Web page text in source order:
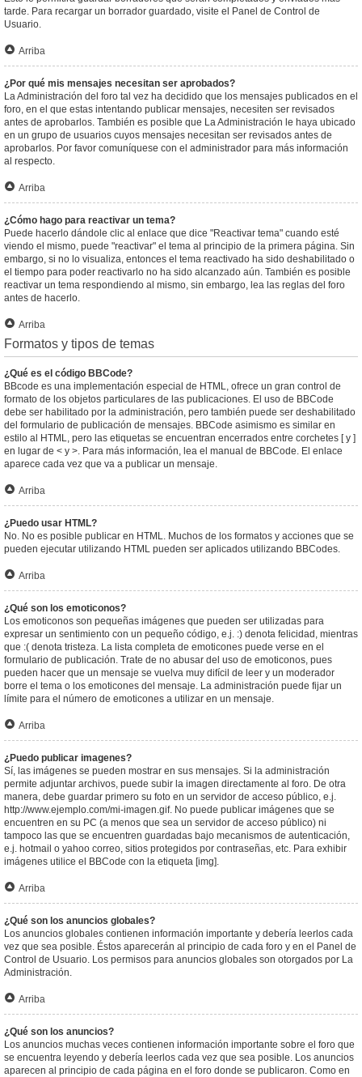
tarde. Para recargar un borrador guardado, visite el Panel de Control de
Usuario.
Arriba
¿Por qué mis mensajes necesitan ser aprobados?
La Administración del foro tal vez ha decidido que los mensajes publicados en el
foro, en el que estas intentando publicar mensajes, necesiten ser revisados
antes de aprobarlos. También es posible que La Administración le haya ubicado
en un grupo de usuarios cuyos mensajes necesitan ser revisados antes de
aprobarlos. Por favor comuníquese con el administrador para más información
al respecto.
Arriba
¿Cómo hago para reactivar un tema?
Puede hacerlo dándole clic al enlace que dice "Reactivar tema" cuando esté
viendo el mismo, puede "reactivar" el tema al principio de la primera página. Sin
embargo, si no lo visualiza, entonces el tema reactivado ha sido deshabilitado o
el tiempo para poder reactivarlo no ha sido alcanzado aún. También es posible
reactivar un tema respondiendo al mismo, sin embargo, lea las reglas del foro
antes de hacerlo.
Arriba
Formatos y tipos de temas
¿Qué es el código BBCode?
BBcode es una implementación especial de HTML, ofrece un gran control de
formato de los objetos particulares de las publicaciones. El uso de BBCode
debe ser habilitado por la administración, pero también puede ser deshabilitado
del formulario de publicación de mensajes. BBCode asimismo es similar en
estilo al HTML, pero las etiquetas se encuentran encerrados entre corchetes [ y ]
en lugar de < y >. Para más información, lea el manual de BBCode. El enlace
aparece cada vez que va a publicar un mensaje.
Arriba
¿Puedo usar HTML?
No. No es posible publicar en HTML. Muchos de los formatos y acciones que se
pueden ejecutar utilizando HTML pueden ser aplicados utilizando BBCodes.
Arriba
¿Qué son los emoticonos?
Los emoticonos son pequeñas imágenes que pueden ser utilizadas para
expresar un sentimiento con un pequeño código, e.j. :) denota felicidad, mientras
que :( denota tristeza. La lista completa de emoticones puede verse en el
formulario de publicación. Trate de no abusar del uso de emoticonos, pues
pueden hacer que un mensaje se vuelva muy difícil de leer y un moderador
borre el tema o los emoticones del mensaje. La administración puede fijar un
límite para el número de emoticones a utilizar en un mensaje.
Arriba
¿Puedo publicar imagenes?
Sí, las imágenes se pueden mostrar en sus mensajes. Si la administración
permite adjuntar archivos, puede subir la imagen directamente al foro. De otra
manera, debe guardar primero su foto en un servidor de acceso público, e.j.
http://www.ejemplo.com/mi-imagen.gif. No puede publicar imágenes que se
encuentren en su PC (a menos que sea un servidor de acceso público) ni
tampoco las que se encuentren guardadas bajo mecanismos de autenticación,
e.j. hotmail o yahoo correo, sitios protegidos por contraseñas, etc. Para exhibir
imágenes utilice el BBCode con la etiqueta [img].
Arriba
¿Qué son los anuncios globales?
Los anuncios globales contienen información importante y debería leerlos cada
vez que sea posible. Éstos aparecerán al principio de cada foro y en el Panel de
Control de Usuario. Los permisos para anuncios globales son otorgados por La
Administración.
Arriba
¿Qué son los anuncios?
Los anuncios muchas veces contienen información importante sobre el foro que
se encuentra leyendo y debería leerlos cada vez que sea posible. Los anuncios
aparecen al principio de cada página en el foro donde se publicaron. Como en